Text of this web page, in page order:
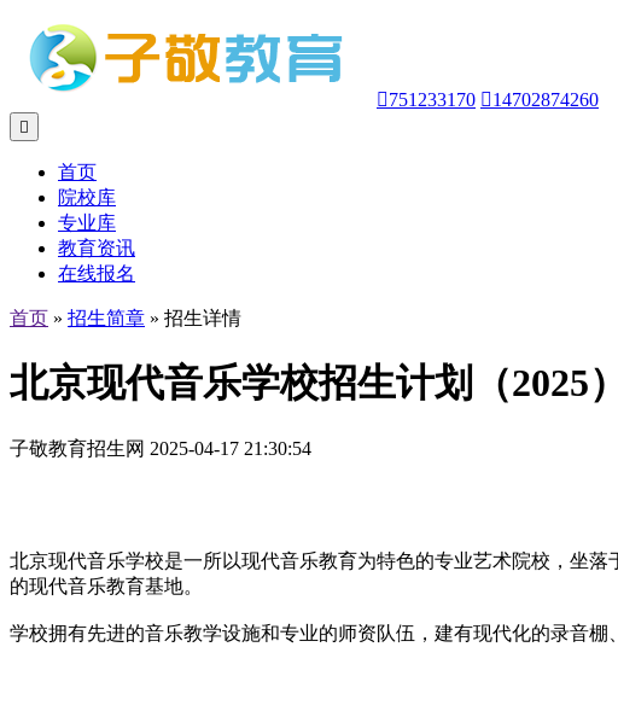
751233170 14702874260

首页
院校库
专业库
教育资讯
在线报名
首页 » 招生简章 » 招生详情
北京现代音乐学校招生计划（2025）
子敬教育招生网 2025-04-17 21:30:54
北京现代音乐学校是一所以现代音乐教育为特色的专业艺术院校，坐
的现代音乐教育基地。
学校拥有先进的音乐教学设施和专业的师资队伍，建有现代化的录音